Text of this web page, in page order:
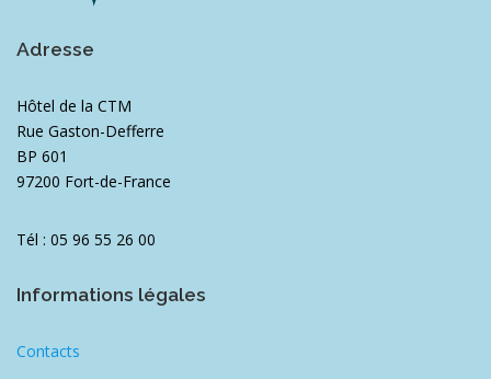
Adresse
Hôtel de la CTM
Rue Gaston-Defferre
BP 601
97200 Fort-de-France
Tél : 05 96 55 26 00
Informations légales
Contacts